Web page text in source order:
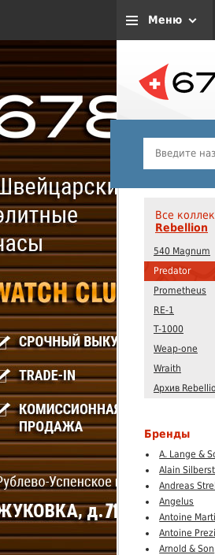
Меню
Все
Rebellion
540 Magnum
Predator
Prometheus
RE-1
T-1000
Weap-one
Wraith
Архив
Бренды
A. Lange &
Alain
Andreas
Angelus
Antoine
Antoine
Arnold & Son